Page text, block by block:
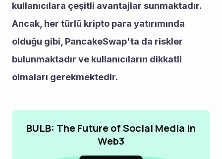
kullanıcılara çeşitli avantajlar sunmaktadır.
Ancak, her türlü kripto para yatırımında
olduğu gibi, PancakeSwap'ta da riskler
bulunmaktadır ve kullanıcıların dikkatli
olmaları gerekmektedir.
BULB: The Future of Social Media in
Web3